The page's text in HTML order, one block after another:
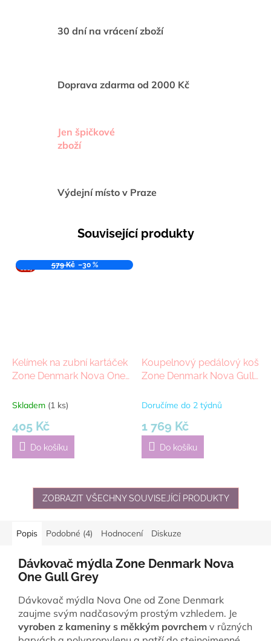
30 dní na vrácení zboží
Doprava zdarma od 2000 Kč
Jen špičkové
zboží
Výdejní místo v Praze
Související produkty
ODEJ
579 Kč –30 %
Kelímek na zubní kartáček
Zone Denmark Nova One
Skladem (1 ks)
405 Kč
Do košíku
Koupelnový pedálový koš
Zone Denmark Nova Gull
Doručíme do 2 týdnů
1 769 Kč
Do košíku
ZOBRAZIT VŠECHNY SOUVISEJÍCÍ PRODUKTY
Popis Podobné (4) Hodnocení Diskuze
Dávkovač mýdla Zone Denmark Nova
One Gull Grey
Dávkovač mýdla Nova One od Zone Denmark
zaujme svým nadčasovým prostým vzhledem. Je
vyroben z kameniny s měkkým povrchem v různých